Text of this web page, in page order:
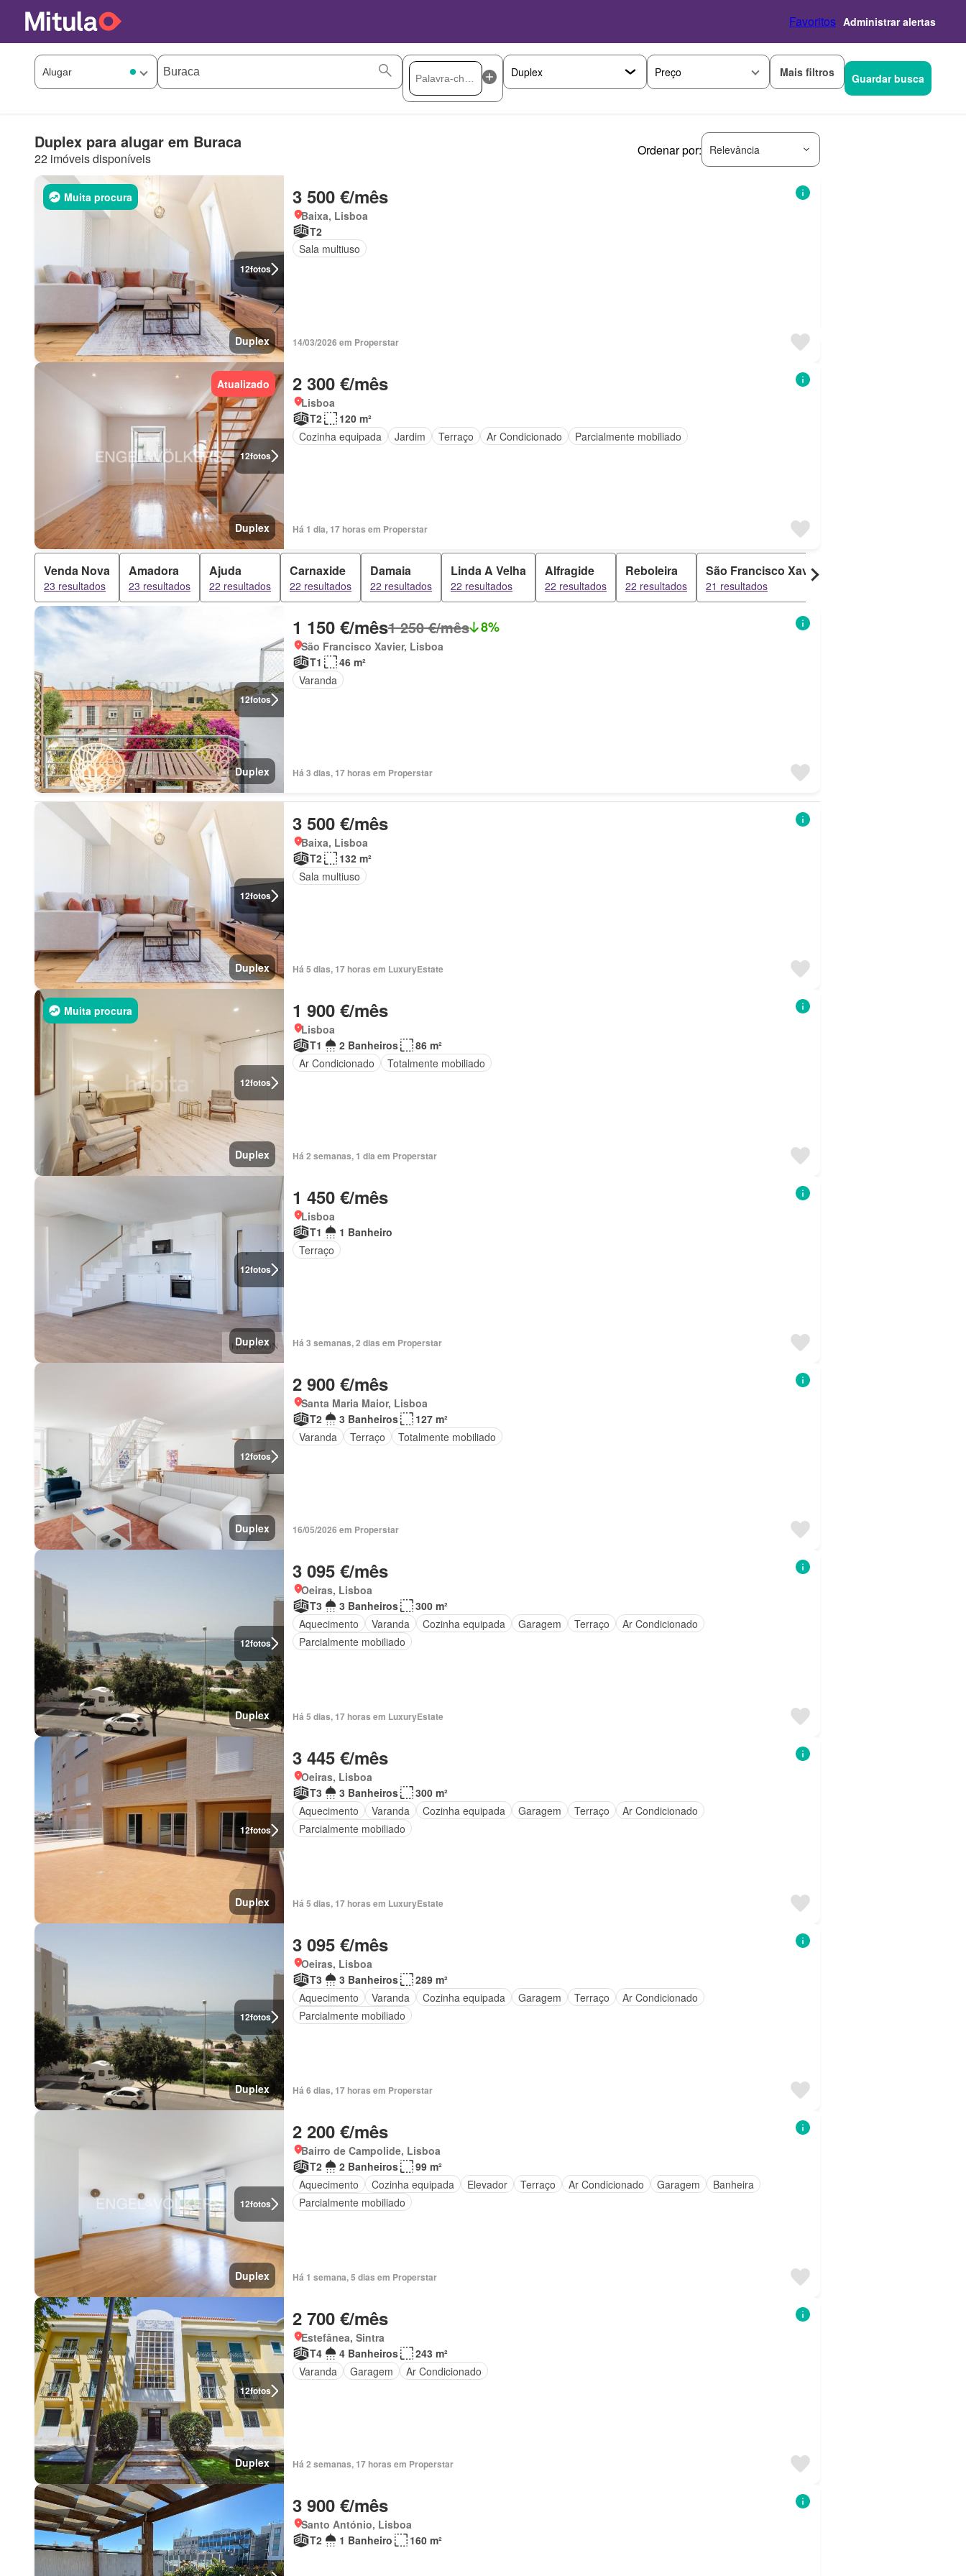
Favoritos Administrar alertas
Preço Mais filtros Guardar busca
Duplex para alugar em Buraca
22 imóveis disponíveis
Ordenar por: Relevância
12fotos
Muita procura
Duplex
3 500 €/mês
Baixa, Lisboa
T2
Sala multiuso
14/03/2026 em Properstar
12fotos
Atualizado
Duplex
2 300 €/mês
Lisboa
T2
120 m²
Cozinha equipada
Jardim Terraço Ar Condicionado Parcialmente mobiliado
Há 1 dia, 17 horas em Properstar
Venda Nova
23 resultados
Amadora
23 resultados
Ajuda
22 resultados
Carnaxide
22 resultados
Damaia
22 resultados
Linda A Velha
22 resultados
Alfragide
22 resultados
Reboleira
22 resultados
São Francisco Xavier
21 resultados
12fotos
Duplex
1 150 €/mês1 250 €/mês 8%
São Francisco Xavier, Lisboa
T1
46 m²
Varanda
Há 3 dias, 17 horas em Properstar
12fotos
Duplex
3 500 €/mês
Baixa, Lisboa
T2
132 m²
Sala multiuso
Há 5 dias, 17 horas em LuxuryEstate
12fotos
Muita procura
Duplex
1 900 €/mês
Lisboa
T1
2 Banheiros
86 m²
Ar Condicionado
Totalmente mobiliado
Há 2 semanas, 1 dia em Properstar
12fotos
Duplex
1 450 €/mês
Lisboa
T1
1 Banheiro
Terraço
Há 3 semanas, 2 dias em Properstar
12fotos
Duplex
2 900 €/mês
Santa Maria Maior, Lisboa
T2
3 Banheiros
127 m²
Varanda
Terraço Totalmente mobiliado
16/05/2026 em Properstar
12fotos
Duplex
3 095 €/mês
Oeiras, Lisboa
T3
3 Banheiros
300 m²
Aquecimento
Varanda Cozinha equipada Garagem Terraço
Ar Condicionado
Parcialmente mobiliado
Há 5 dias, 17 horas em LuxuryEstate
12fotos
Duplex
3 445 €/mês
Oeiras, Lisboa
T3
3 Banheiros
300 m²
Aquecimento
Varanda Cozinha equipada Garagem Terraço
Ar Condicionado
Parcialmente mobiliado
Há 5 dias, 17 horas em LuxuryEstate
12fotos
Duplex
3 095 €/mês
Oeiras, Lisboa
T3
3 Banheiros
289 m²
Aquecimento
Varanda Cozinha equipada Garagem Terraço
Ar Condicionado
Parcialmente mobiliado
Há 6 dias, 17 horas em Properstar
12fotos
Duplex
2 200 €/mês
Bairro de Campolide, Lisboa
T2
2 Banheiros
99 m²
Aquecimento
Cozinha equipada Elevador Terraço Ar Condicionado Garagem
Banheira
Parcialmente mobiliado
Há 1 semana, 5 dias em Properstar
12fotos
Duplex
2 700 €/mês
Estefânea, Sintra
T4
4 Banheiros
243 m²
Varanda
Garagem Ar Condicionado
Há 2 semanas, 17 horas em Properstar
3 900 €/mês
Santo António, Lisboa
T2
1 Banheiro 160 m²